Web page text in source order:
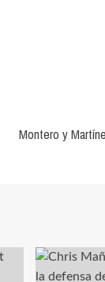
Montero y